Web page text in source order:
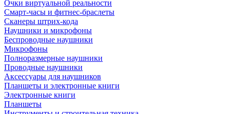
Очки виртуальной реальности
Смарт-часы и фитнес-браслеты
Сканеры штрих-кода
Наушники и микрофоны
Беспроводные наушники
Микрофоны
Полноразмерные наушники
Проводные наушники
Аксессуары для наушников
Планшеты и электронные книги
Электронные книги
Планшеты